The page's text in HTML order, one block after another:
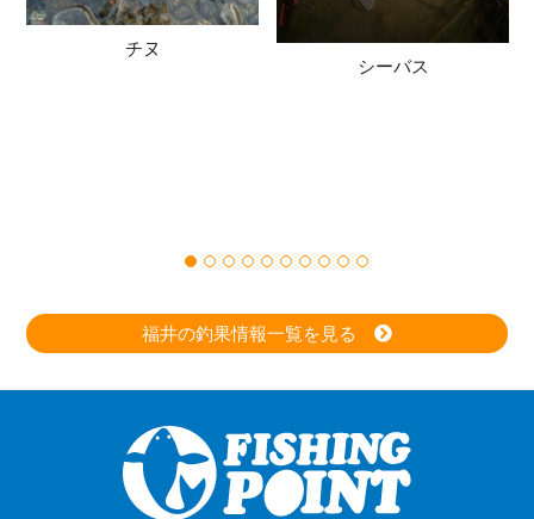
チヌ
シーバス
福井の釣果情報一覧を見る